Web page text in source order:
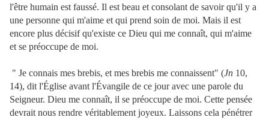
l'être humain est faussé. Il est beau et consolant de savoir qu'il y a
une personne qui m'aime et qui prend soin de moi. Mais il est
encore plus décisif qu'existe ce Dieu qui me connaît, qui m'aime
et se préoccupe de moi.
" Je connais mes brebis, et mes brebis me connaissent" (Jn 10,
14), dit l'Église avant l'Évangile de ce jour avec une parole du
Seigneur. Dieu me connaît, il se préoccupe de moi. Cette pensée
devrait nous rendre véritablement joyeux. Laissons cela pénétrer